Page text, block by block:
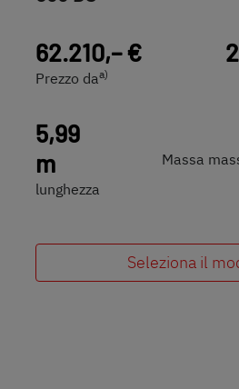
62.210,– €
Prezzo daa)
5,99
m
lunghezza
Massa
Seleziona il